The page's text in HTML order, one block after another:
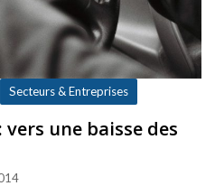
Secteurs & Entreprises
une baisse des